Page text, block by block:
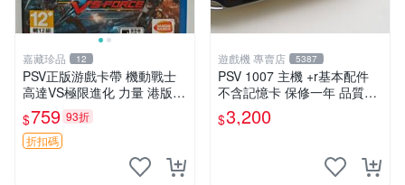
嘉藏珍品 12
PSV正版游戲卡帶 機動戰士
高達VS極限進化 力量 港版中
文 盒裝全新未開封，支持所
有日版，港版或其他地區的P
SV游戲機主機，（除外），
$759 93折
折扣碼
遊戲機 專賣店 5387
PSV 1007 主機 +r基本配件
不含記憶卡 保修一年 品質有
保障
$3,200